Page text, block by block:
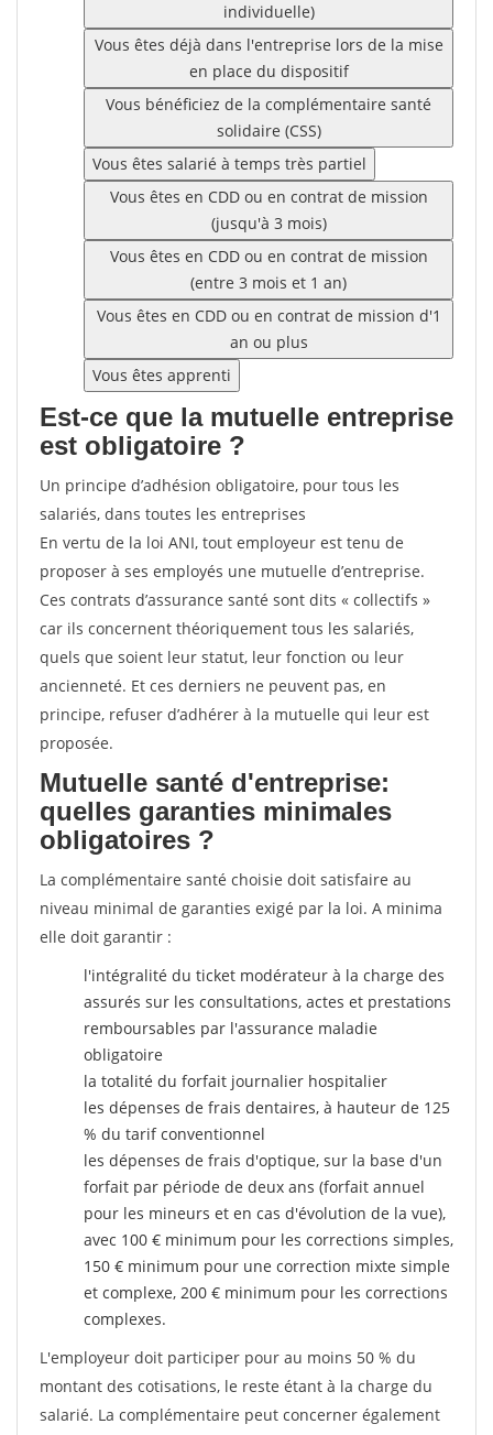
individuelle)
Vous êtes déjà dans l'entreprise lors de la mise
en place du dispositif
Vous bénéficiez de la complémentaire santé
solidaire (CSS)
Vous êtes salarié à temps très partiel
Vous êtes en CDD ou en contrat de mission
(jusqu'à 3 mois)
Vous êtes en CDD ou en contrat de mission
(entre 3 mois et 1 an)
Vous êtes en CDD ou en contrat de mission d'1
an ou plus
Vous êtes apprenti
Est-ce que la mutuelle entreprise
est obligatoire ?
Un principe d’adhésion obligatoire, pour tous les
salariés, dans toutes les entreprises
En vertu de la loi ANI, tout employeur est tenu de
proposer à ses employés une mutuelle d’entreprise.
Ces contrats d’assurance santé sont dits « collectifs »
car ils concernent théoriquement tous les salariés,
quels que soient leur statut, leur fonction ou leur
ancienneté. Et ces derniers ne peuvent pas, en
principe, refuser d’adhérer à la mutuelle qui leur est
proposée.
Mutuelle santé d'entreprise:
quelles garanties minimales
obligatoires ?
La complémentaire santé choisie doit satisfaire au
niveau minimal de garanties exigé par la loi. A minima
elle doit garantir :
l'intégralité du ticket modérateur à la charge des
assurés sur les consultations, actes et prestations
remboursables par l'assurance maladie
obligatoire
la totalité du forfait journalier hospitalier
les dépenses de frais dentaires, à hauteur de 125
% du tarif conventionnel
les dépenses de frais d'optique, sur la base d'un
forfait par période de deux ans (forfait annuel
pour les mineurs et en cas d'évolution de la vue),
avec 100 € minimum pour les corrections simples,
150 € minimum pour une correction mixte simple
et complexe, 200 € minimum pour les corrections
complexes.
L'employeur doit participer pour au moins 50 % du
montant des cotisations, le reste étant à la charge du
salarié. La complémentaire peut concerner également